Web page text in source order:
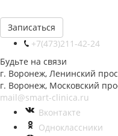
Записаться
+7(473)211-42-24
Будьте на связи
г. Воронеж, Ленинский
г. Воронеж, Московский
mail@smart-clinica.ru
Вконтакте
Одноклассники